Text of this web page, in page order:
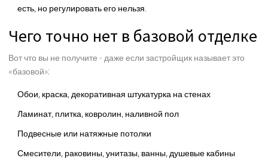
есть, но регулировать его нельзя.
Чего точно нет в базовой отделке
Вот что вы не получите - даже если застройщик называет это
«базовой»:
Обои, краска, декоративная штукатурка на стенах
Ламинат, плитка, ковролин, наливной пол
Подвесные или натяжные потолки
Смесители, раковины, унитазы, ванны, душевые кабины